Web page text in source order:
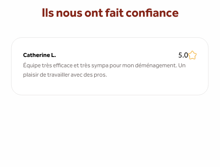
Ils nous ont fait confiance
Catherine L. 5.0
Équipe très efficace et très sympa pour mon déménagement. Un
plaisir de travailler avec des pros.